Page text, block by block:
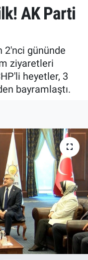
AK Parti
2'nci gününde
ziyaretleri
heyetler, 3
bayramlaştı.